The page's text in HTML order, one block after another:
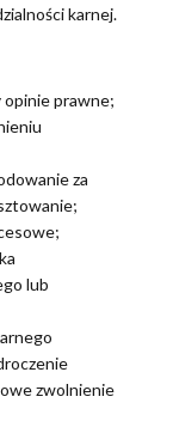
karnej.
opinie prawne;
za
lub
zwolnienie